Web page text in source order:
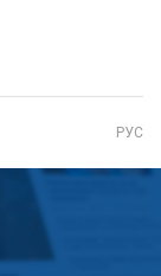
РУС